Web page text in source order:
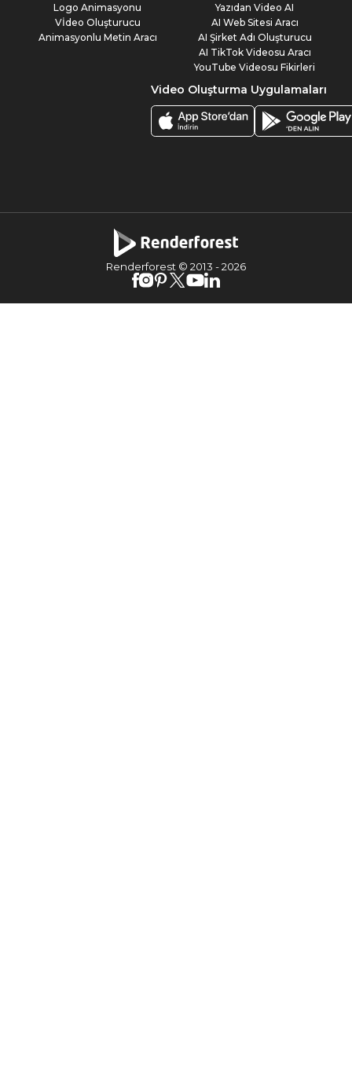
Logo Animasyonu
Vİdeo Oluşturucu
Animasyonlu Metin Aracı
Yazıdan Video AI
AI Web Sitesi Aracı
AI Şirket Adı Oluşturucu
AI TikTok Videosu Aracı
YouTube Videosu Fikirleri
Video Oluşturma Uygulamaları
Renderforest © 2013 -2026